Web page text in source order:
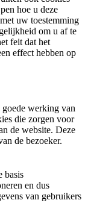
hoe u deze
uw toestemming
om u af te
feit dat het
effect hebben op
werking van
die zorgen voor
de website. Deze
de bezoeker.
basis
en dus
van gebruikers